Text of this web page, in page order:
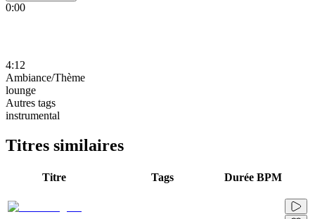
0:00
4:12
Ambiance/Thème
lounge
Autres tags
instrumental
Titres similaires
Titre Tags Durée BPM